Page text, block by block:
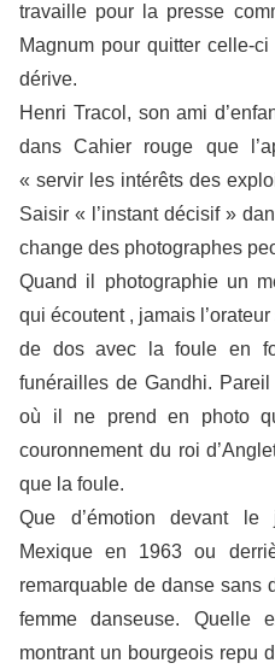
travaille pour la presse
Magnum pour quitter celle-
dérive.
Henri Tracol, son ami
dans Cahier rouge que
« servir les intérêts des
Saisir « l’instant décisif »
change des photographes
Quand il photographie un
qui écoutent , jamais
de dos avec la foule en
funérailles de Gandhi.
où il ne prend en photo
couronnement du roi
que la foule.
Que d’émotion devant le
Mexique en 1963 ou
remarquable de danse sans
femme danseuse. Quelle
montrant un bourgeois repu